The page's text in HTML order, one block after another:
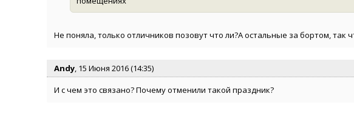
Не поняла, только отличников позовут что ли?А остальные за бортом, так
Andy, 15 Июня 2016 (14:35)
И с чем это связано? Почему отменили такой праздник?